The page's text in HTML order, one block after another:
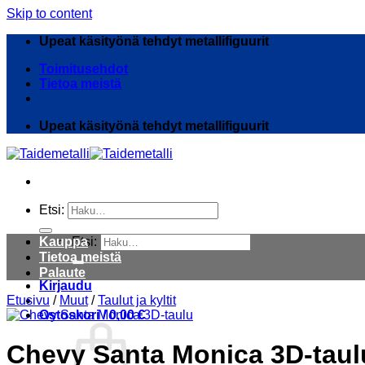
Skip to content
Upeat käsityönä tehdyt metallifiguurit
Toimitusehdot
Tietoa meistä
Upeat käsityönä tehdyt metallifiguurit
Etsi:
Etsi:
Kirjaudu
Ostoskori /0,00€
Kauppa
Tietoa meistä
Palaute
Etusivu / Muut / Taulut ja kyltit
Chevy Santa Monica 3D-